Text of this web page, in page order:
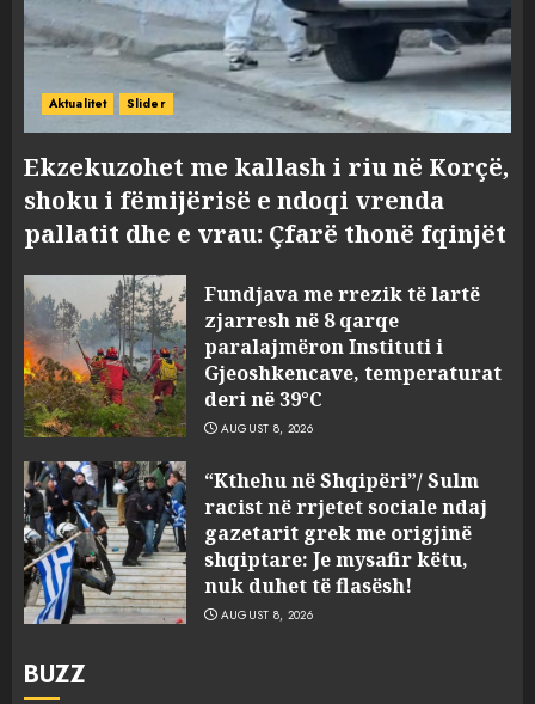
Aktualitet Slider
Ekzekuzohet me kallash i riu në Korçë,
shoku i fëmijërisë e ndoqi vrenda
pallatit dhe e vrau: Çfarë thonë fqinjët
Fundjava me rrezik të lartë
zjarresh në 8 qarqe
paralajmëron Instituti i
Gjeoshkencave, temperaturat
deri në 39°C
AUGUST 8, 2026
“Kthehu në Shqipëri”/ Sulm
racist në rrjetet sociale ndaj
gazetarit grek me origjinë
shqiptare: Je mysafir këtu,
nuk duhet të flasësh!
AUGUST 8, 2026
BUZZ